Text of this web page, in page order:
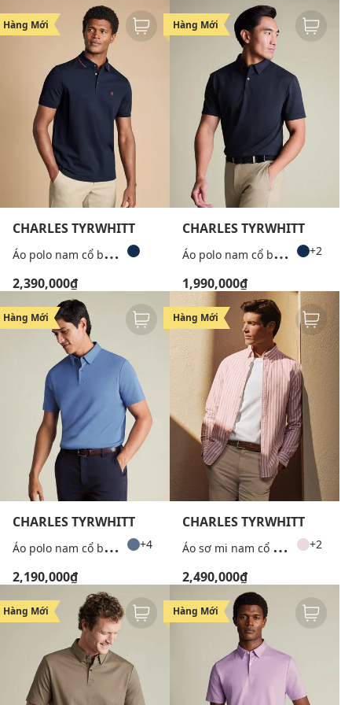
Hàng Mới
CHARLES TYRWHITT
Á
o polo nam cổ bẻ tay ngắn Pique
2,390,000₫
Hàng Mới
CHARLES TYRWHITT
Á
o polo nam cổ bẻ tay ngắn lịch lãm +2
1,990,000₫
Hàng Mới
CHARLES TYRWHITT
Á
o polo nam cổ bẻ tay ngắn thanh lịch +4
2,190,000₫
Hàng Mới
CHARLES TYRWHITT
Á
o sơ mi nam cổ bẻ tay dài kẻ sọc Oxford +2
2,490,000₫
Hàng Mới Hàng Mới